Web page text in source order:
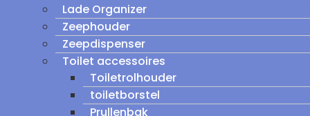
Lade Organizer
Zeephouder
Zeepdispenser
Toilet accessoires
Toiletrolhouder
toiletborstel
Prullenbak